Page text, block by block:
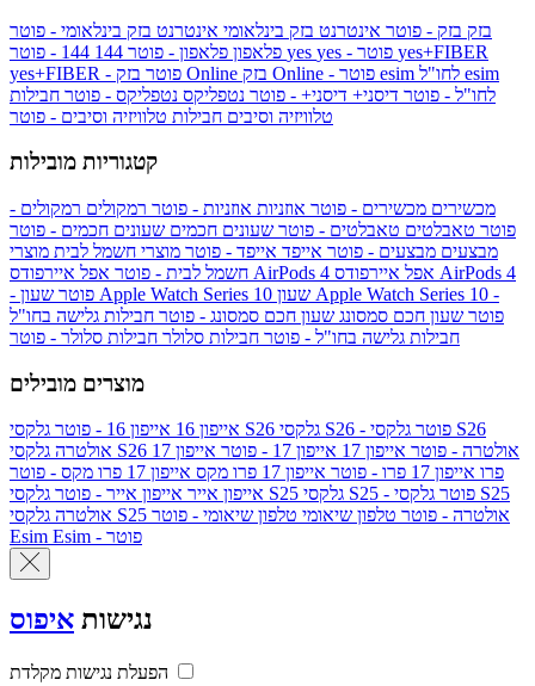
בזק בזק - פוטר אינטרנט בזק בינלאומי אינטרנט בזק בינלאומי - פוטר
פלאפון פלאפון - פוטר 144 yes
yes+FIBER
yes+FIBER - פוטר בזק Online
esim
לחו"ל - פוטר דיסני+ דיסני+ - פוטר נטפליקס נטפליקס - פוטר חבילות
טלוויזיה וסיבים חבילות טלוויזיה וסיבים - פוטר
קטגוריות מובילות
מכשירים מכשירים - פוטר אוזניות אוזניות - פוטר רמקולים רמקולים -
פוטר טאבלטים טאבלטים - פוטר שעונים חכמים שעונים חכמים - פוטר
מבצעים מבצעים - פוטר אייפד אייפד - פוטר מוצרי חשמל לבית מוצרי
חשמל לבית - פוטר אפל איירפודס AirPods 4 אפל איירפודס AirPods 4
- פוטר שעון Apple Watch Series 10 שעון Apple Watch Series 10 -
פוטר שעון חכם סמסונג שעון חכם סמסונג - פוטר חבילות גלישה בחו"ל
חבילות גלישה בחו"ל - פוטר חבילות סלולר חבילות סלולר - פוטר
מוצרים מובילים
אייפון 16 אייפון 16 - פוטר גלקסי S26 גלקסי S26 - פוטר גלקסי S26
אולטרה
גלקסי S26 אולטרה - פוטר אייפון 17 אייפון 17 - פוטר
אייפון 17
פרו אייפון 17 פרו - פוטר אייפון 17 פרו מקס
אייפון 17 פרו מקס - פוטר
אייפון אייר אייפון אייר - פוטר גלקסי S25 גלקסי S25 - פוטר גלקסי S25
אולטרה
גלקסי S25 אולטרה - פוטר טלפון שיאומי טלפון שיאומי - פוטר
Esim
Esim - פוטר
נגישות איפוס
הפעלת נגישות מקלדת